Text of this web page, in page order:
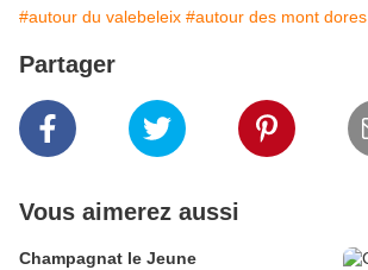
#autour du valebeleix #autour des mont dores
Partager
Vous aimerez aussi
Champagnat le Jeune